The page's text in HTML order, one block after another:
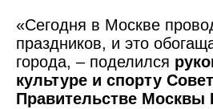
«Сегодня в Москве
праздников, и это
города, – поделился
культуре и спорту
Правительстве Москвы